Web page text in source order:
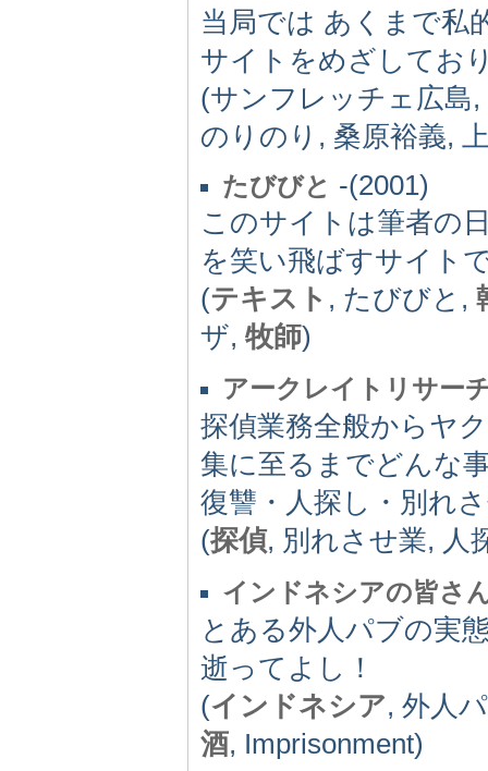
当局では あくまで私
サイトをめざしてお
(サンフレッチェ広島
のりのり, 桑原裕義,
たびびと -(2001)
このサイトは筆者の
を笑い飛ばすサイト
(テキスト , たびびと,
ザ, 牧師)
アークレイトリサー
探偵業務全般からヤ
集に至るまでどんな
復讐・人探し・別れ
(探偵, 別れさせ業, 人
インドネシアの皆さ
とある外人パブの実
逝ってよし！
(インドネシア, 外人
酒, Imprisonment)